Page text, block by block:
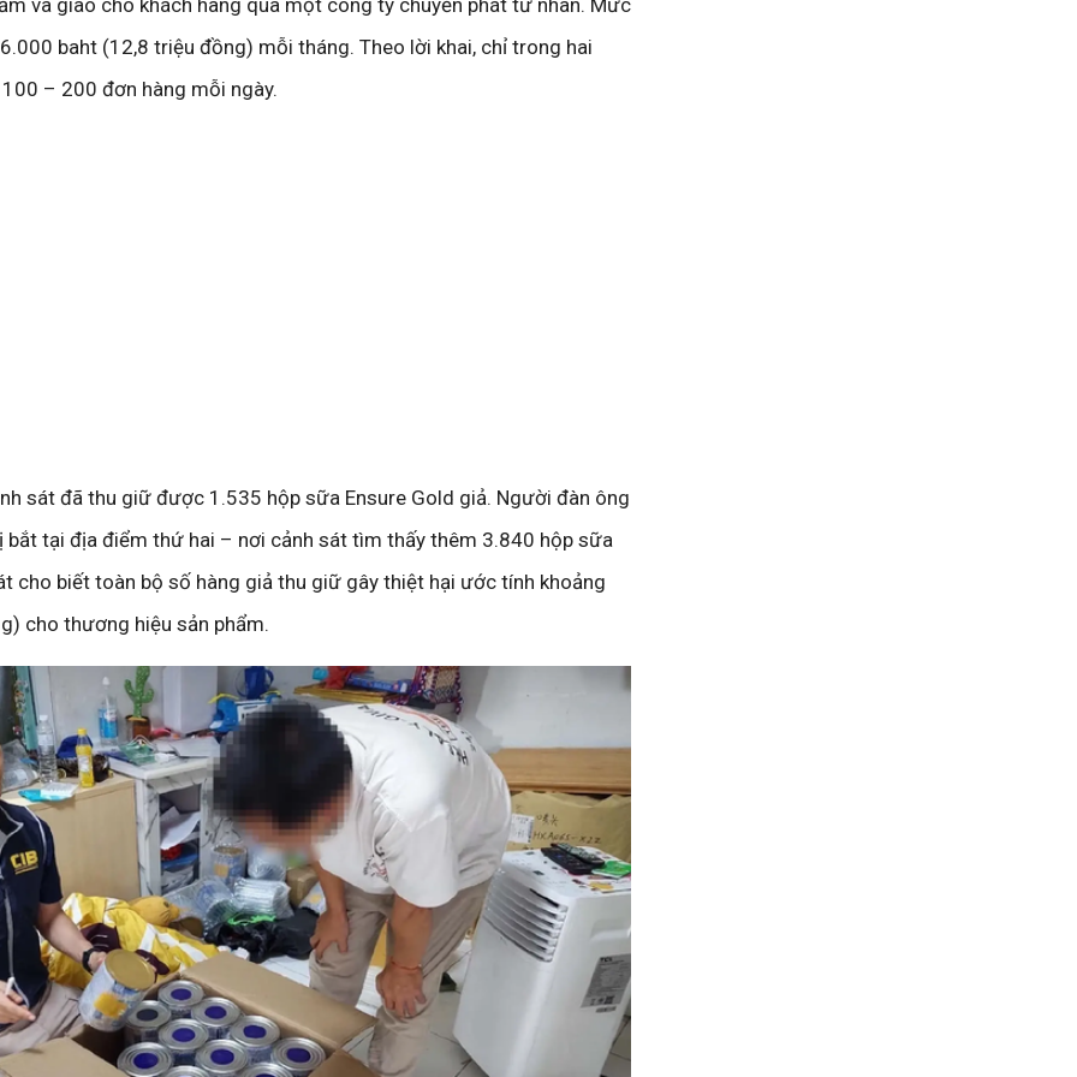
baht (12,8 triệu đồng) mỗi tháng. Theo lời khai, chỉ trong hai
– 200 đơn hàng mỗi ngày.
sát đã thu giữ được 1.535 hộp sữa Ensure Gold giả. Người đàn ông
bắt tại địa điểm thứ hai – nơi cảnh sát tìm thấy thêm 3.840 hộp sữa
cho biết toàn bộ số hàng giả thu giữ gây thiệt hại ước tính khoảng
cho thương hiệu sản phẩm.